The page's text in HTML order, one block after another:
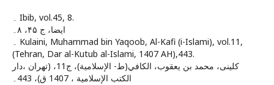
۔ Ibib, vol.45, 8.
ایضا، ج ۴۵، ۸۔
۔ Kulaini, Muhammad bin Yaqoob, Al-Kafi (i-Islami), vol.11,
(Tehran, Dar al-Kutub al-Islami, 1407 AH),443.
كلينى، محمد بن يعقوب‏، الكافي(ط- الإسلامية)، ج‏11، (تهران ،دار
الكتب الإسلامية ، 1407 ق‏)، 443۔